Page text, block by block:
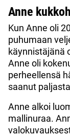
Anne
Kun Anne oli
puhumaan
käynnistäjänä
Anne oli
perheellensä
saanut
Anne alkoi
mallinuraa.